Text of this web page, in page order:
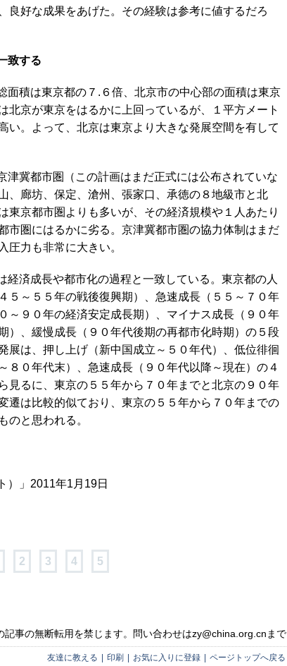
良好な成果をあげた。その経験は参考に値するだろ
致する
面積は東京都の７.６倍、北京市の中心部の面積は東京
北京が東京をはるかに上回っているが、１平方メート
い。よって、北京は東京より大きな発展空間を有して
津冀都市圏（この計画はまだ正式には公布されていな
、廊坊、保定、滄州、張家口、承徳の８地級市と北
東京都市圏よりも多いが、その経済規模や１人あたり
市圏にはるかに劣る。京津冀都市圏の協力体制はまだ
圧力も非常に大きい。
経済成長や都市化の過程と一致している。東京都の人
５～５５年の戦後復興期）、急速成長（５５～７０年
～９０年の経済安定成長期）、マイナス成長（９０年
）、緩慢成長（９０年代後期の再都市化時期）の５段
展は、押し上げ（新中国成立～５０年代）、低位徘徊
８０年代末）、急速成長（９０年代以降～現在）の４
見るに、東京の５５年から７０年までと北京の９０年
遷は比較的似ており、東京の５５年から７０年までの
のと思われる。
）」2011年1月19日
2 3 4 5
記事の無断転用を禁じます。問い合わせはzy@china.org.cnまで
友達に教える 印刷 お気に入りに登録 ページトップへ戻る